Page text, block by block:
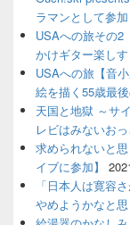
ラマンとして参加
USAへの旅その2
かけギター楽し
USAへの旅【音
絵を描く55歳最
天国と地獄 ～サ
レビはみないお
求められないと
イブに参加】
「日本人は寛容
やめようかなと